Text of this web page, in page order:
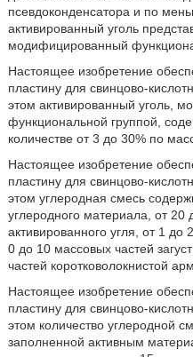
псевдоконденсатора и по
активированный уголь
модифицированный
Настоящее изобретение
пластину для свинцово-
этом активированный уголь,
функциональной группой,
количестве от 3 до 30% по
Настоящее изобретение
пластину для свинцово-
этом углеродная смесь
углеродного материала, от 20
активированного угля, от 1
0 до 10 массовых частей
частей коротковолокнистой
Настоящее изобретение
пластину для свинцово-
этом количество углеродной
заполненной активным